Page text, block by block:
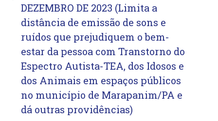
DEZEMBRO DE 2023 (Limita a
distância de emissão de sons e
ruídos que prejudiquem o bem-
estar da pessoa com Transtorno do
Espectro Autista-TEA, dos Idosos e
dos Animais em espaços públicos
no município de Marapanim/PA e
dá outras providências)